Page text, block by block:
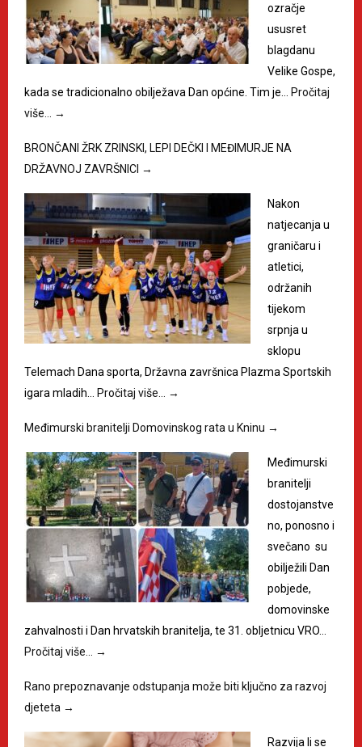
ozračje
ususret
blagdanu
Velike Gospe,
kada se tradicionalno obilježava Dan općine. Tim je…
Pročitaj
više…
→
BRONČANI ŽRK ZRINSKI, LEPI DEČKI I MEĐIMURJE NA
DRŽAVNOJ ZAVRŠNICI →
Nakon
natjecanja u
graničaru i
atletici,
održanih
tijekom
srpnja u
sklopu
Telemach Dana sporta, Državna završnica Plazma Sportskih
igara mladih…
Pročitaj više… →
Međimurski branitelji Domovinskog rata u Kninu →
Međimurski
branitelji
dostojanstve
no, ponosno i
svečano su
obilježili Dan
pobjede,
domovinske
zahvalnosti i Dan hrvatskih branitelja, te 31. obljetnicu VRO…
Pročitaj više…
→
Rano prepoznavanje odstupanja može biti ključno za razvoj
djeteta →
Razvija li se